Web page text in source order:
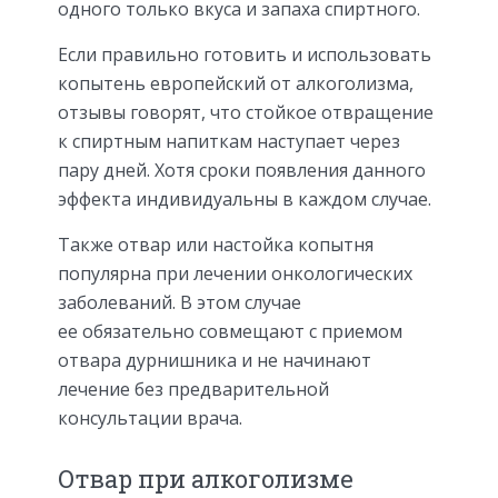
одного только вкуса и запаха спиртного.
Если правильно готовить и использовать
копытень европейский от алкоголизма,
отзывы говорят, что стойкое отвращение
к спиртным напиткам наступает через
пару дней. Хотя сроки появления данного
эффекта индивидуальны в каждом случае.
Также отвар или настойка копытня
популярна при лечении онкологических
заболеваний. В этом случае
ее обязательно совмещают с приемом
отвара дурнишника и не начинают
лечение без предварительной
консультации врача.
Отвар при алкоголизме